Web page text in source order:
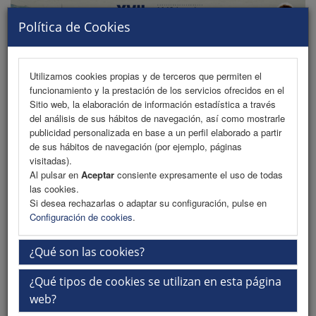
Política de Cookies
Utilizamos cookies propias y de terceros que permiten el
funcionamiento y la prestación de los servicios ofrecidos en el
Sitio web, la elaboración de información estadística a través
del análisis de sus hábitos de navegación, así como mostrarle
publicidad personalizada en base a un perfil elaborado a partir
de sus hábitos de navegación (por ejemplo, páginas
visitadas).
Al pulsar en Aceptar consiente expresamente el uso de todas
las cookies.
Si desea rechazarlas o adaptar su configuración, pulse en
Configuración de cookies.
¿Qué son las cookies?
¿Qué tipos de cookies se utilizan en esta página
web?
MENU
Programa
Programa PDF
Cronograma
Ponentes
Plantillas
Talleres